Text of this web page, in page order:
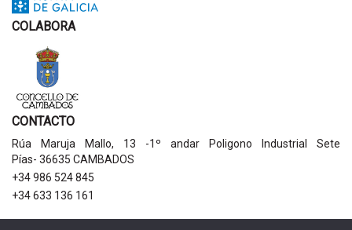
COLABORA
CONTACTO
Rúa Maruja Mallo, 13 -1º andar Poligono Industrial Sete
Pías- 36635 CAMBADOS
+34 986 524 845
+34 633 136 161